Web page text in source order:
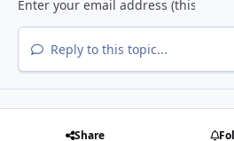
Reply to this topic...
Share